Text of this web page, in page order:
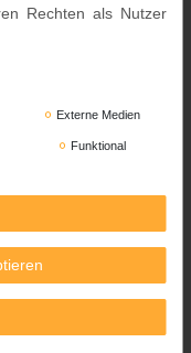
Rechten als Nutzer
Externe Medien
Funktional